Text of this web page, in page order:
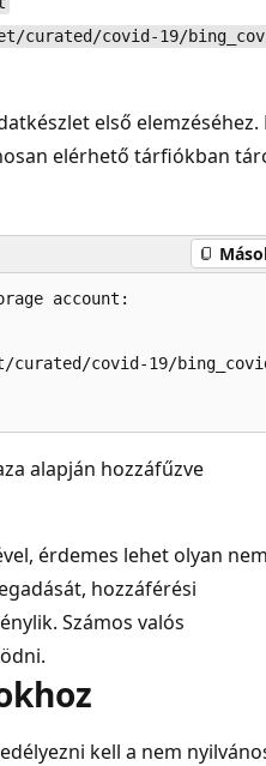
curated/covid-19/
első elemzéséhez.
elérhető tárfiókban
account:
curated/covid-19/
alapján hozzáfűzve
érdemes lehet olyan nem
hozzáférési
Számos valós
kell a nem